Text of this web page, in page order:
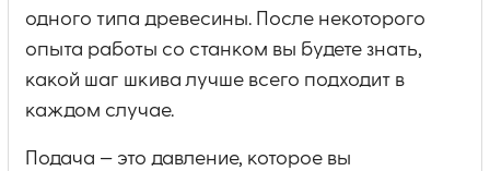
одного типа древесины. После некоторого
опыта работы со станком вы будете знать,
какой шаг шкива лучше всего подходит в
каждом случае.
Подача — это давление, которое вы